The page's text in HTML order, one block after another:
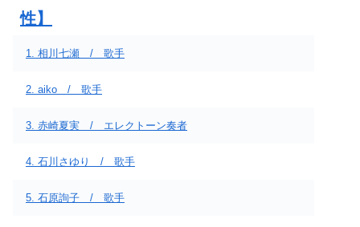
性】
1. 相川七瀬 / 歌手
2. aiko / 歌手
3. 赤崎夏実 / エレクトーン奏者
4. 石川さゆり / 歌手
5. 石原詢子 / 歌手